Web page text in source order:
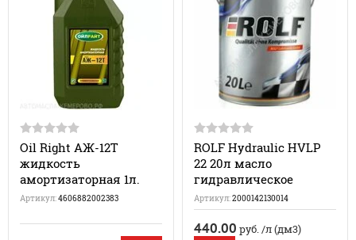
Oil Right АЖ-12Т
жидкость
амортизаторная 1л.
Артикул:4606882002383
ROLF Hydraulic HVLP
22 20л масло
гидравлическое
Артикул:2000142130014
440.00 руб./л (дм3)